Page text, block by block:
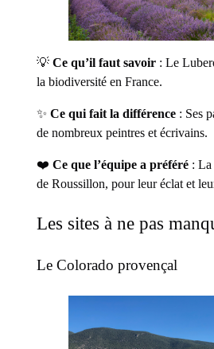
💡Ce qu’il faut savoir : Le
la biodiversité en France.
✨Ce qui fait la différence : Ses
de nombreux peintres et écrivains.
❤️Ce que l’équipe a préféré : La
de Roussillon, pour leur éclat et
Les sites à ne pas
Le Colorado provençal